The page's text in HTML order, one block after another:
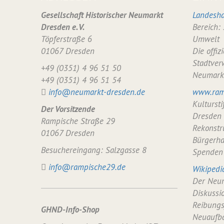
Gesellschaft Historischer Neumarkt
Dresden e. V.
Töpferstraße 6
01067 Dresden
+49 (0351) 4 96 51 50
+49 (0351) 4 96 51 54
info@neumarkt-dresden.de
Der Vorsitzende
Rampische Straße 29
01067 Dresden
Besuchereingang: Salzgasse 8
info@rampische29.de
GHND-Info-Shop
Umwelt
Die
Dresden
Spenden
Der